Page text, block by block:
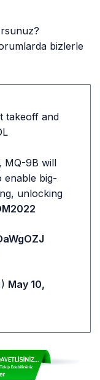
bizlerle
takeoff and
MQ-9B will
enable big-
unlocking
May 10,